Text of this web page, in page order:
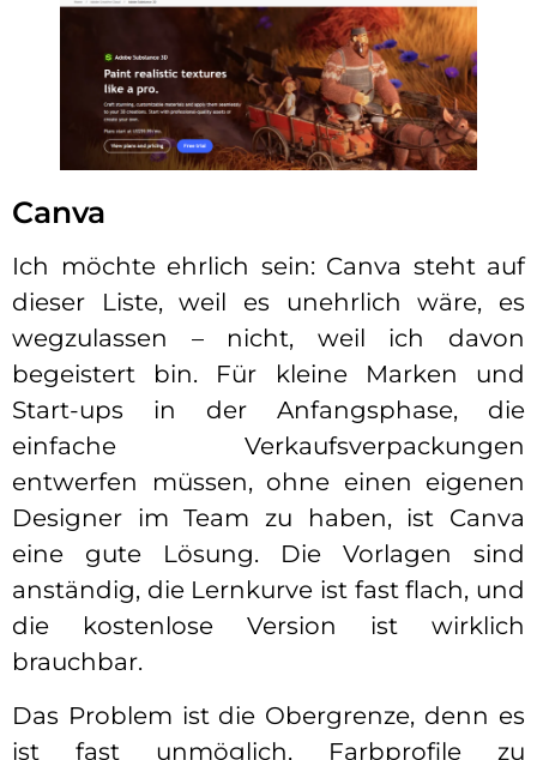
Canva
Ich möchte ehrlich sein: Canva steht auf
dieser Liste, weil es unehrlich wäre, es
wegzulassen – nicht, weil ich davon
begeistert bin. Für kleine Marken und
Start-ups in der Anfangsphase, die
einfache Verkaufsverpackungen
entwerfen müssen, ohne einen eigenen
Designer im Team zu haben, ist Canva
eine gute Lösung. Die Vorlagen sind
anständig, die Lernkurve ist fast flach, und
die kostenlose Version ist wirklich
brauchbar.
Das Problem ist die Obergrenze, denn es
ist fast unmöglich, Farbprofile zu